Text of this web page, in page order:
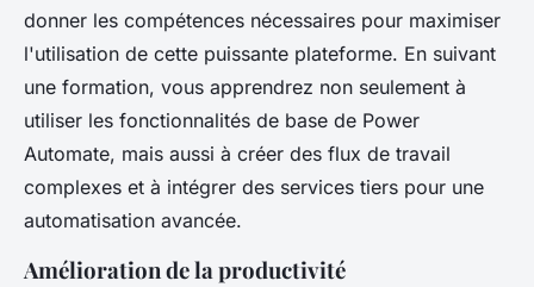
donner les compétences nécessaires pour maximiser
l'utilisation de cette puissante plateforme. En suivant
une formation, vous apprendrez non seulement à
utiliser les fonctionnalités de base de Power
Automate, mais aussi à créer des flux de travail
complexes et à intégrer des services tiers pour une
automatisation avancée.
Amélioration de la productivité